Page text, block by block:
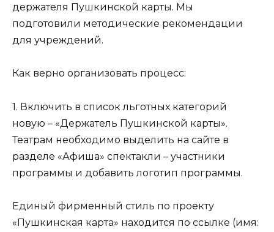
держателя Пушкинской карты. Мы
подготовили методические рекомендации
для учреждений.
Как верно организовать процесс:
1. Включить в список льготных категорий
новую – «Держатель Пушкинской карты».
Театрам необходимо выделить на сайте в
разделе «Афиша» спектакли – участники
программы и добавить логотип программы.
Единый фирменный стиль по проекту
«Пушкинская карта» находится по ссылке (имя: